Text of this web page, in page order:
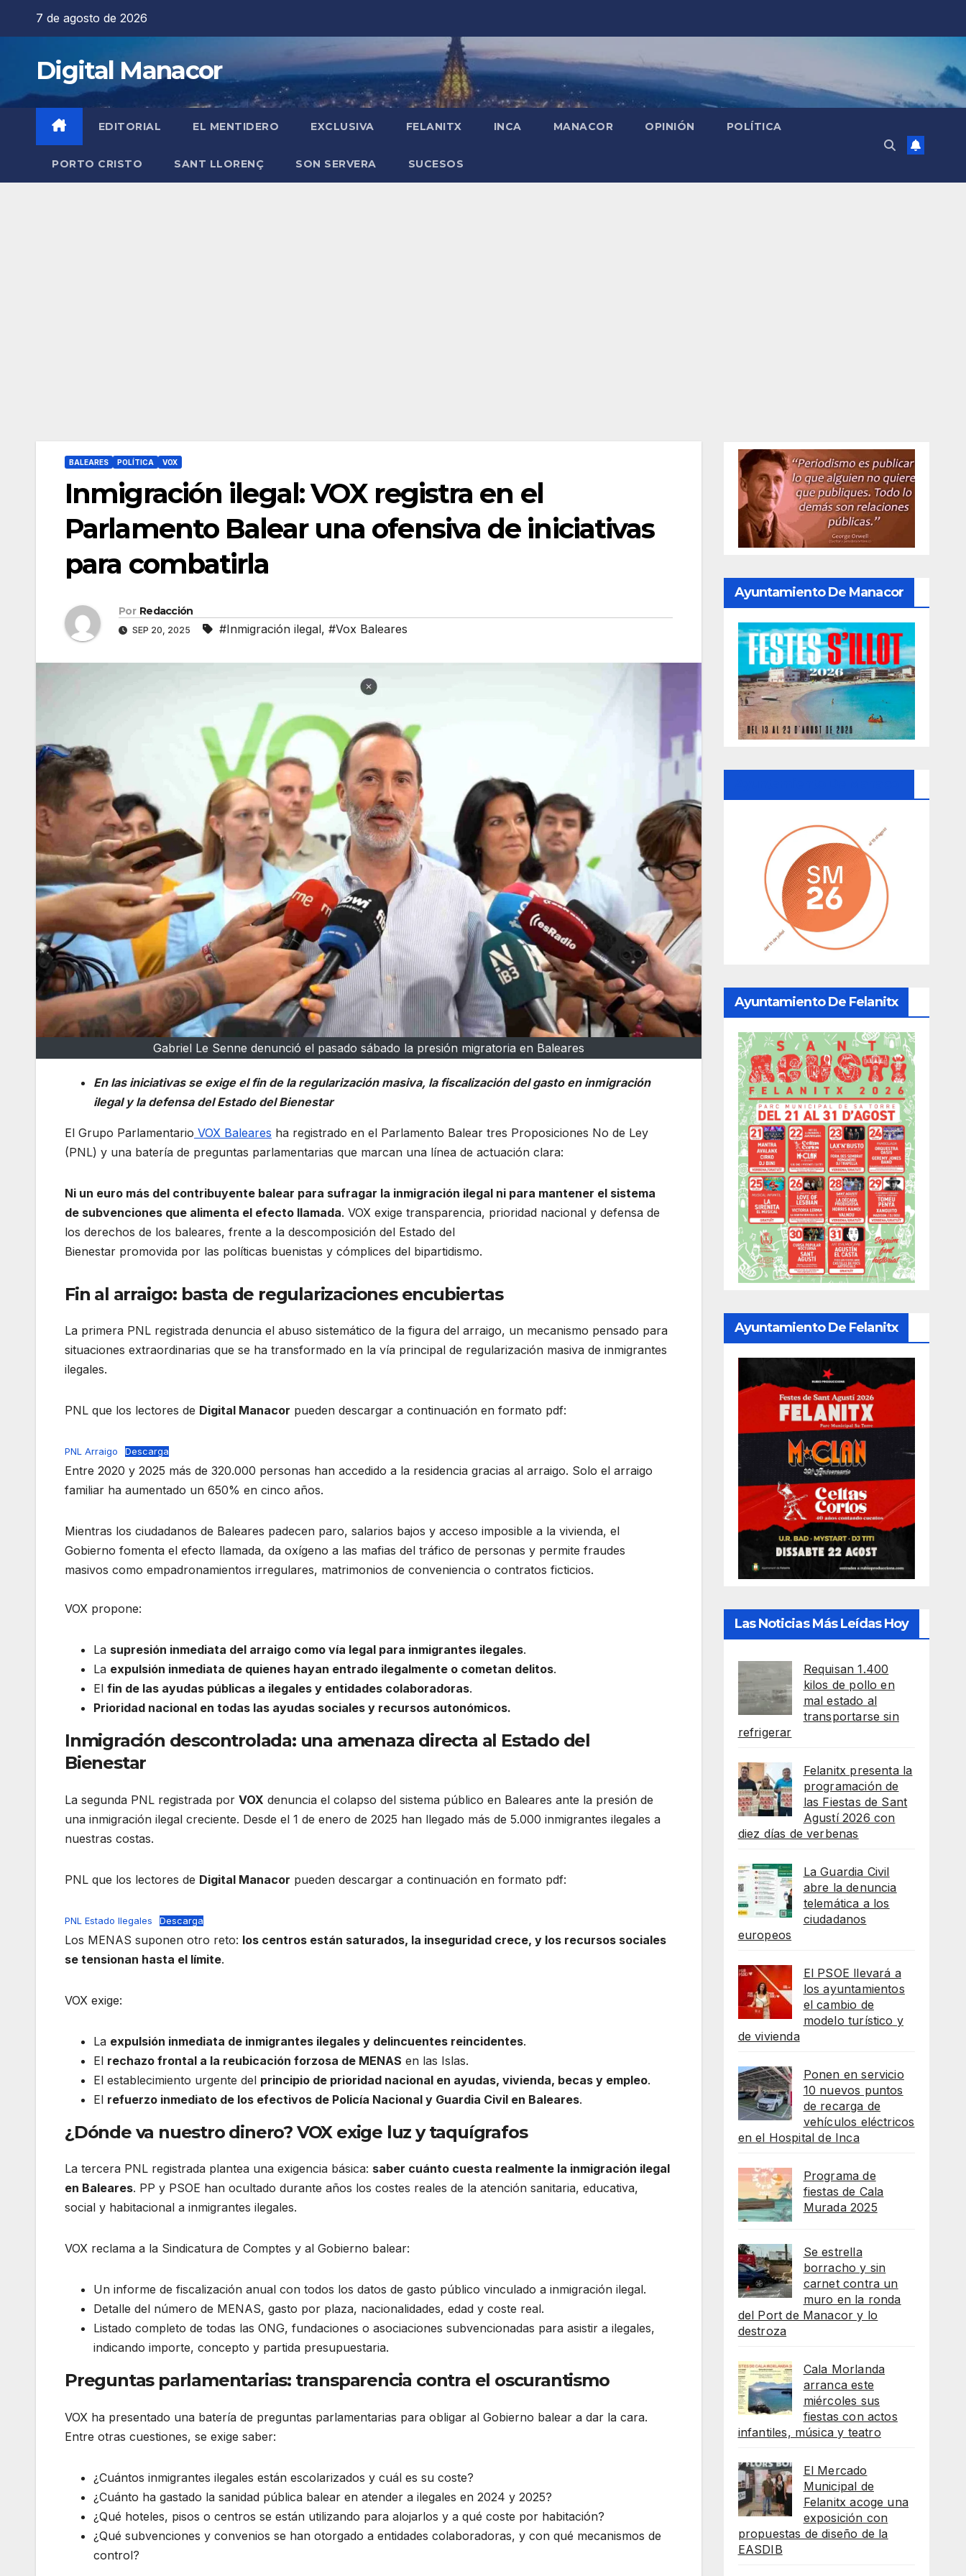
7 de agosto de 2026
Digital Manacor
EDITORIAL EL MENTIDERO EXCLUSIVA FELANITX INCA MANACOR OPINIÓN POLÍTICA
PORTO CRISTO SANT LLORENÇ SON SERVERA SUCESOS
BALEARES POLÍTICA VOX
Inmigración ilegal: VOX registra en el
Parlamento Balear una ofensiva de iniciativas
para combatirla
Por Redacción
SEP 20, 2025 #Inmigración ilegal, #Vox Baleares
Gabriel Le Senne denunció el pasado sábado la presión migratoria en Baleares
En las iniciativas se exige el fin de la regularización masiva, la fiscalización del gasto en inmigración
ilegal y la defensa del Estado del Bienestar
El Grupo Parlamentario VOX Baleares ha registrado en el Parlamento Balear tres Proposiciones No de Ley
(PNL) y una batería de preguntas parlamentarias que marcan una línea de actuación clara:
Ni un euro más del contribuyente balear para sufragar la inmigración ilegal ni para mantener el sistema
de subvenciones que alimenta el efecto llamada. VOX exige transparencia, prioridad nacional y defensa de
los derechos de los baleares, frente a la descomposición del Estado del
Bienestar promovida por las políticas buenistas y cómplices del bipartidismo.
Fin al arraigo: basta de regularizaciones encubiertas
La primera PNL registrada denuncia el abuso sistemático de la figura del arraigo, un mecanismo pensado para
situaciones extraordinarias que se ha transformado en la vía principal de regularización masiva de inmigrantes
ilegales.
PNL que los lectores de Digital Manacor pueden descargar a continuación en formato pdf:
PNL Arraigo Descarga
Entre 2020 y 2025 más de 320.000 personas han accedido a la residencia gracias al arraigo. Solo el arraigo
familiar ha aumentado un 650% en cinco años.
Mientras los ciudadanos de Baleares padecen paro, salarios bajos y acceso imposible a la vivienda, el
Gobierno fomenta el efecto llamada, da oxígeno a las mafias del tráfico de personas y permite fraudes
masivos como empadronamientos irregulares, matrimonios de conveniencia o contratos ficticios.
VOX propone:
La supresión inmediata del arraigo como vía legal para inmigrantes ilegales.
La expulsión inmediata de quienes hayan entrado ilegalmente o cometan delitos.
El fin de las ayudas públicas a ilegales y entidades colaboradoras.
Prioridad nacional en todas las ayudas sociales y recursos autonómicos.
Inmigración descontrolada: una amenaza directa al Estado del
Bienestar
La segunda PNL registrada por VOX denuncia el colapso del sistema público en Baleares ante la presión de
una inmigración ilegal creciente. Desde el 1 de enero de 2025 han llegado más de 5.000 inmigrantes ilegales a
nuestras costas.
PNL que los lectores de Digital Manacor pueden descargar a continuación en formato pdf:
PNL Estado Ilegales Descarga
Los MENAS suponen otro reto: los centros están saturados, la inseguridad crece, y los recursos sociales
se tensionan hasta el límite.
VOX exige:
La expulsión inmediata de inmigrantes ilegales y delincuentes reincidentes.
El rechazo frontal a la reubicación forzosa de MENAS en las Islas.
El establecimiento urgente del principio de prioridad nacional en ayudas, vivienda, becas y empleo.
El refuerzo inmediato de los efectivos de Policía Nacional y Guardia Civil en Baleares.
¿Dónde va nuestro dinero? VOX exige luz y taquígrafos
La tercera PNL registrada plantea una exigencia básica: saber cuánto cuesta realmente la inmigración ilegal
en Baleares. PP y PSOE han ocultado durante años los costes reales de la atención sanitaria, educativa,
social y habitacional a inmigrantes ilegales.
VOX reclama a la Sindicatura de Comptes y al Gobierno balear:
Un informe de fiscalización anual con todos los datos de gasto público vinculado a inmigración ilegal.
Detalle del número de MENAS, gasto por plaza, nacionalidades, edad y coste real.
Listado completo de todas las ONG, fundaciones o asociaciones subvencionadas para asistir a ilegales,
indicando importe, concepto y partida presupuestaria.
Preguntas parlamentarias: transparencia contra el oscurantismo
VOX ha presentado una batería de preguntas parlamentarias para obligar al Gobierno balear a dar la cara.
Entre otras cuestiones, se exige saber:
¿Cuántos inmigrantes ilegales están escolarizados y cuál es su coste?
¿Cuánto ha gastado la sanidad pública balear en atender a ilegales en 2024 y 2025?
¿Qué hoteles, pisos o centros se están utilizando para alojarlos y a qué coste por habitación?
¿Qué subvenciones y convenios se han otorgado a entidades colaboradoras, y con qué mecanismos de
control?
Ayuntamiento De Manacor
Ayuntamiento De Felanitx
Ayuntamiento De Felanitx
Las Noticias Más Leídas Hoy
Requisan 1.400
kilos de pollo en
mal estado al
transportarse sin
refrigerar
Felanitx presenta la
programación de
las Fiestas de Sant
Agustí 2026 con
diez días de verbenas
La Guardia Civil
abre la denuncia
telemática a los
ciudadanos
europeos
El PSOE llevará a
los ayuntamientos
el cambio de
modelo turístico y
de vivienda
Ponen en servicio
10 nuevos puntos
de recarga de
vehículos eléctricos
en el Hospital de Inca
Programa de
fiestas de Cala
Murada 2025
Se estrella
borracho y sin
carnet contra un
muro en la ronda
del Port de Manacor y lo
destroza
Cala Morlanda
arranca este
miércoles sus
fiestas con actos
infantiles, música y teatro
El Mercado
Municipal de
Felanitx acoge una
exposición con
propuestas de diseño de la
EASDIB